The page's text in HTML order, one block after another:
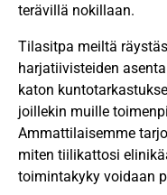
terävillä nokillaan.
Tilasitpa meiltä
harjatiivisteiden
katon
joillekin muille
Ammattilaisemme
miten tiilikattosi
toimintakyky voidaan